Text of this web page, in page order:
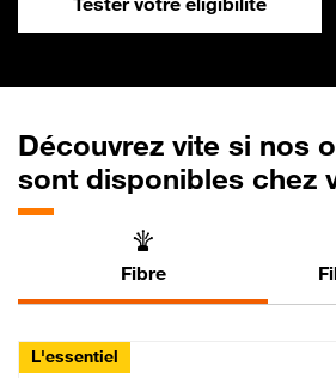
Découvrez vite si nos
sont disponibles chez
Fibre
L'essentiel